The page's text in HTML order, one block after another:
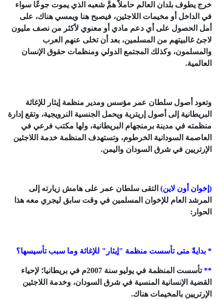
خرج يطوف بلدان العالم حاملاً همَّ شعبه الذي يموت جوعًا سواء
في الداخل أو مخيمات اللاجئين، فيصبح هنا ويمسي هناك، على
أمل الحصول على أي دعم مادي أو معنوي لأكثر من نصف مليون
لاجئ غالبيتهم من المسلمين، بعد أن تخلى عنهم العرب
والمسلمون، وكذلك المجتمع الدولي ومنظمات حقوق الإنسان
العالمية.
وتعود أصول سلطان عمر مؤسس ومدير منظمة إيثار للإغاثة
البريطانية إلى أصول إريترية ويحمل الجنسية النرويجية، وتقع إدارة
منظمته في مدينة برمنجهام البريطانية، ولها مكتب فرعي في
العاصمة السودانية الخرطوم، وتستهدف المنظمة خدمة اللاجئين
الإرتريين في شرق السودان واليمن.
(إخوان أون لاين) التقى سلطان عمر على هامش زيارته إلى
المرشد العام للإخوان المسلمين في وقت سابق ليجري معه هذا
الحوار:
* بدايةً متى تأسست منظمة "إيثار" للإغاثة وما سبب تأسيسها؟
**
تأسست المنظمة في يوليو سنة 2007م في بريطانيا؛ لإحياء
القضية الإنسانية المنسية في شرق السودان، وخدمة اللاجئين
الإرتريين بالمخيمات هناك.